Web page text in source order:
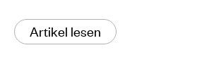
Artikel lesen